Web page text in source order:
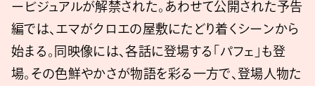
ービジュアルが解禁された。あわせて公開された予告
編では、エマがクロエの屋敷にたどり着くシーンから
始まる。同映像には、各話に登場する「パフェ」も登
場。その色鮮やかさが物語を彩る一方で、登場人物た